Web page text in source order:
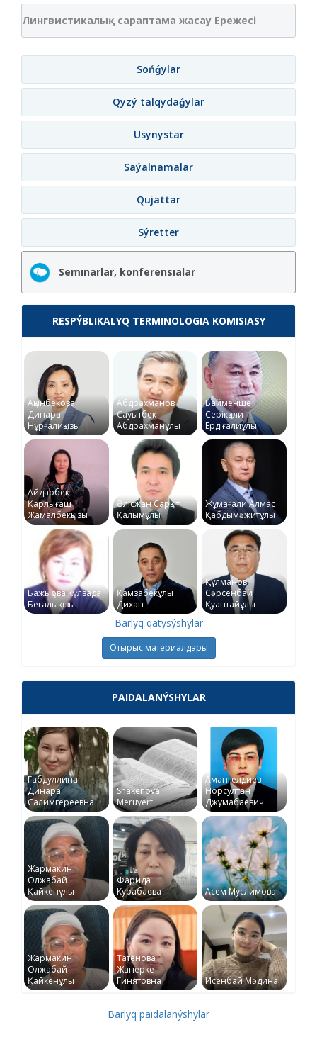
Лингвистикалық сараптама жасау Ережесі
Sońǵylar
Qyzý talqydaǵylar
Usynystar
Saýalnamalar
Qujattar
Sýretter
Semınarlar, konferensıalar
RESPÝBLIKALYQ TERMINOLOGIA KOMISIASY
Ақынбекова
Динара
Нұрғалиқызы
Абдрахманов
Сауытбек
Абдрахманұлы
Байменше
Серікқали
Ердіғалиұлы
Айдарбек
Қарлығаш
Жамалбекқызы
Әлісжан Сарқыт
Қалымұлы
Жұмағали Алмас
Қабдымәжитұлы
Бажықова Күлзада
Бегалықызы
Қамзабекұлы
Дихан
Құлманов
Сәрсенбай
Қуантайұлы
Barlyq qatysýshylar
Отырыс материалдары
PAIDALANÝSHYLAR
Габдуллина
Динара
Салимгереевна
Shakenova
Meruyert
Амангелдиев
Норсултан
Джумабаевич
Жармакин
Олжабай
Қайкенұлы
Фарида
Курабаева
Асем Муслимова
Жармакин
Олжабай
Қайкенұлы
Татенова
Жанерке
Гинятовна
Исенбай Мәдина
Barlyq paıdalanýshylar